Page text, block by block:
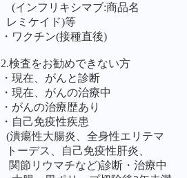
(インフ リ キシマブ:商品名
レミケイド)等
・ワクチン(接種直後)
2.検査をお勧めできない方
・現在、がんと診断
・現在、がんの治療中
・がんの治療歴あり
・自己免疫性疾患
(潰瘍性大腸炎、全身性エリテマ
トーデス、 自己免疫性肝炎、
関節 リ ウマチなど)診断・ 治療中